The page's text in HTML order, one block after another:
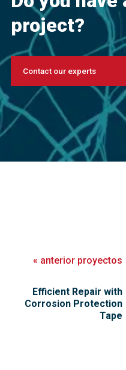
project?
Contact our experts
« anterior proyectos
Efficient Repair with
Corrosion Protection
Tape